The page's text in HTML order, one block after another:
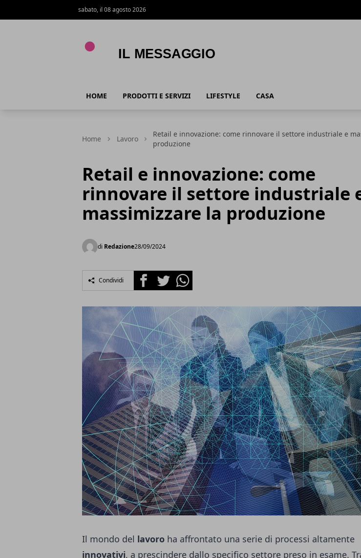
sabato, il 08 agosto 2026
HOME PRODOTTI E SERVIZI LIFESTYLE CASA
Home Lavoro
Retail e innovazione: come rinnovare il settore industriale e
produzione
Retail e innovazione: come
rinnovare il settore industriale
massimizzare la produzione
di Redazione28/09/2024
Condividi FacebookTwitterWhatsapp
Il mondo del lavoro ha affrontato una serie di processi altamente
innovativi, a prescindere dallo specifico settore preso in esame.